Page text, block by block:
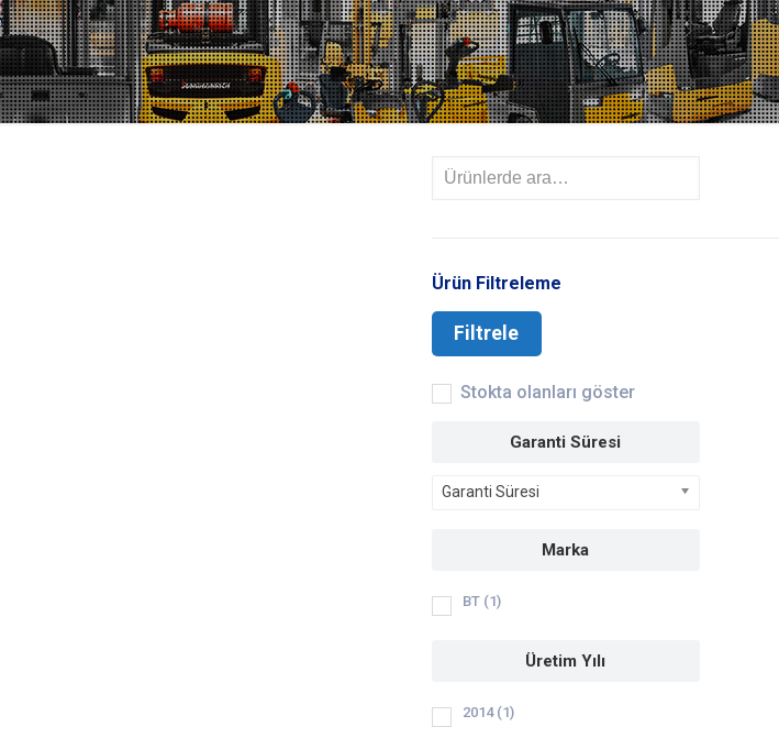
Ürün Filtreleme
Filtrele
Stokta olanları göster
Garanti Süresi
Garanti Süresi
Marka
BT (1)
Üretim Yılı
2014 (1)